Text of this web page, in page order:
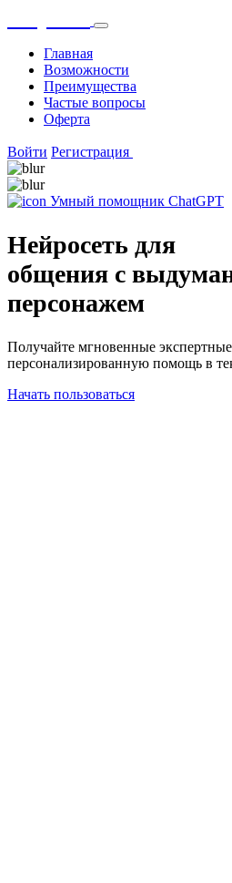
Главная
Возможности
Преимущества
Частые вопросы
Оферта
Войти Регистрация
Умный помощник ChatGPT
Нейросеть для
общения с
персонажем
Получайте мгновенные
персонализированную помощь в
Начать пользоваться